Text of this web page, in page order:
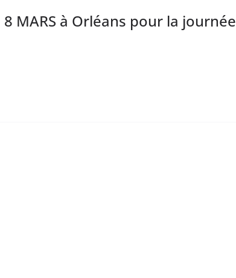
8 MARS à Orléans pour la journée